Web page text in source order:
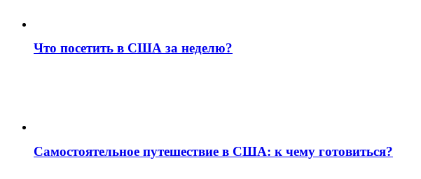
Что посетить в США за неделю?
Самостоятельное путешествие в США: к чему готовиться?